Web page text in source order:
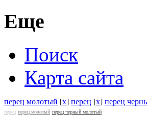
Еще
Поиск
Карта сайта
перец молотый [x] перец [x] перец
перец перец молотый перец черный молотый